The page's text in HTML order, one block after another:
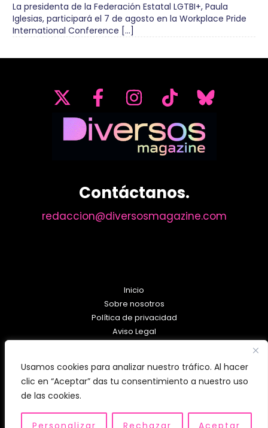
Usamos cookies para analizar nuestro tráfico. Al hacer
clic en “Aceptar” das tu consentimiento a nuestro uso
de las cookies.
Personalizar Rechazar Aceptar
La presidenta de la Federación Estatal LGTBI+, Paula
Iglesias, participará el 7 de agosto en la Workplace Pride
International Conference […]
Contáctanos.
redaccion@diversosmagazine.com
Inicio
Sobre nosotros
Política de privacidad
Aviso Legal